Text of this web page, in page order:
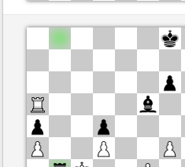
Zwart
Avanox (1299) (-17)
Yeye90 (1277) (+17)
Speelduur: 6 minutes/side + 3
Partij telt mee voor de ranglijst